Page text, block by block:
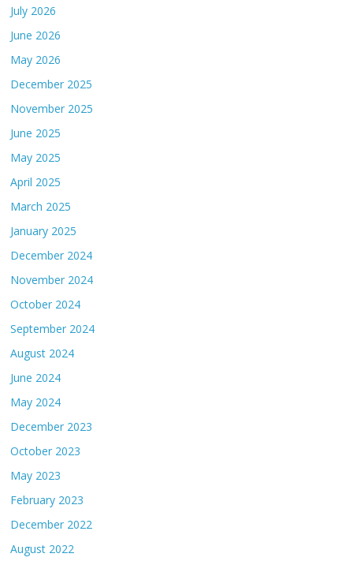
July 2026
June 2026
May 2026
December 2025
November 2025
June 2025
May 2025
April 2025
March 2025
January 2025
December 2024
November 2024
October 2024
September 2024
August 2024
June 2024
May 2024
December 2023
October 2023
May 2023
February 2023
December 2022
August 2022